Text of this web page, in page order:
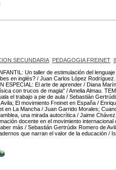
SECUNDARIA PEDAGOGIA FREINET
Un taller de estimulación del
en inglés? / Juan Carlos López
ESPECIAL: El arte de aprender / Diana
con trucos de magia" / Amelia Almau.
el trabajo a pie de aula / Sebastián
El movimiento Freinet en España /
en La Mancha / Juan Garrido Morales;
una mirada autocrítica / Jaime
docente en el movimiento internacional
más / Sebastián Gertrúdix Romero de
que narran el valor de la educación /